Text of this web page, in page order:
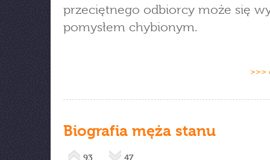
przeciętnego odbiorcy może się
pomysłem chybionym.
>>>
Biografia męża stanu
93 47